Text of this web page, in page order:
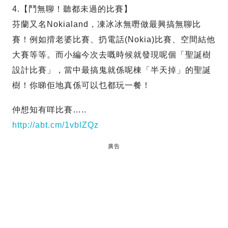
4.【鬥無聊！聽都未過的比賽】
芬蘭又名Nokialand，凍冰冰無嘢做最興搞無聊比
賽！例如揹老婆比賽、扔電話(Nokia)比賽、空間結他
大賽等等。而小編今次去嘅時候就發現呢個「聖誕樹
設計比賽」，當中最搞鬼就係呢棟「半天掉」的聖誕
樹！你睇佢地真係可以乜都玩一餐！
仲想知有咩比賽…..
http://abt.cm/1vblZQz
廣告